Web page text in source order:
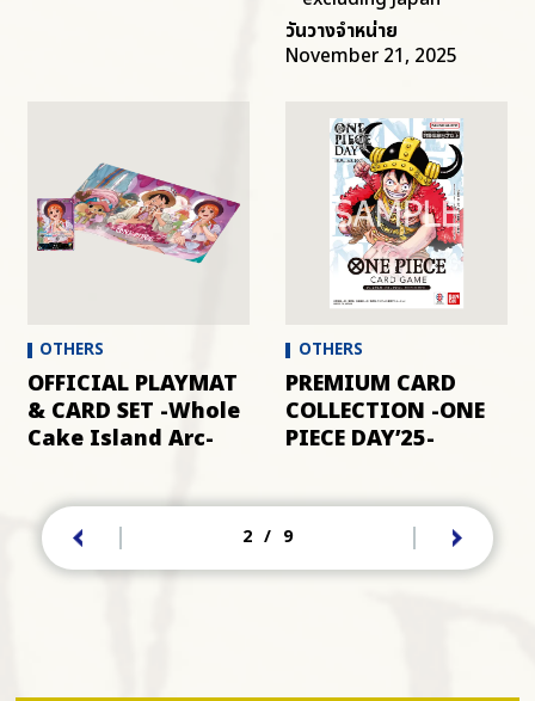
วันวางจำหน่าย
November 21, 2025
OTHERS
OFFICIAL PLAYMAT
& CARD SET -Whole
Cake Island Arc-
OTHERS
PREMIUM CARD
COLLECTION -ONE
PIECE DAY’25-
2 / 9